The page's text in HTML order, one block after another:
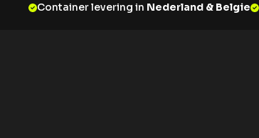
Container levering in Nederland & Belgie